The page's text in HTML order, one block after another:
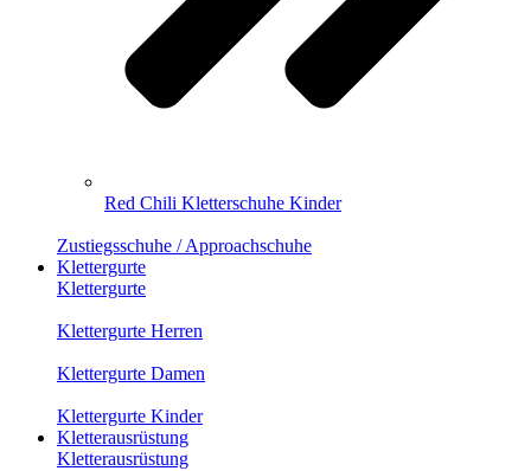
Red Chili Kletterschuhe Kinder
Zustiegsschuhe / Approachschuhe
Klettergurte
Klettergurte
Klettergurte Herren
Klettergurte Damen
Klettergurte Kinder
Kletterausrüstung
Kletterausrüstung